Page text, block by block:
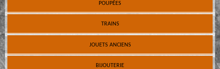
POUPÉES
TRAINS
JOUETS ANCIENS
BIJOUTERIE